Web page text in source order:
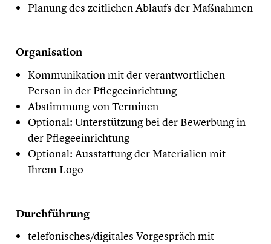
Planung des zeitlichen Ablaufs der Maßnahmen
Organisation
Kommunikation mit der verantwortlichen
Person in der Pflegeeinrichtung
Abstimmung von Terminen
Optional: Unterstützung bei der Bewerbung in
der Pflegeeinrichtung
Optional: Ausstattung der Materialien mit
Ihrem Logo
Durchführung
telefonisches/digitales Vorgespräch mit